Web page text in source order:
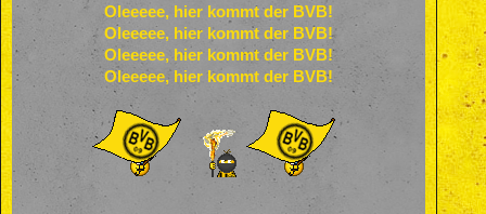
Oleeeee, hier kommt der BVB!
Oleeeee, hier kommt der BVB!
Oleeeee, hier kommt der BVB!
Oleeeee, hier kommt der BVB!